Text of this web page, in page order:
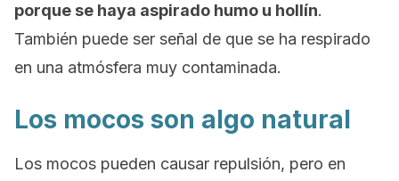
porque se haya aspirado humo u hollín.
También puede ser señal de que se ha respirado
en una atmósfera muy contaminada.
Los mocos son algo natural
Los mocos pueden causar repulsión, pero en